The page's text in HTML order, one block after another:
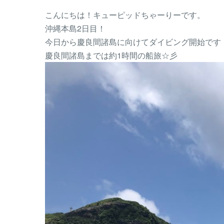
こんにちは！キューピッドちゃーりーです。
沖縄本島2日目！
今日から慶良間諸島に向けてダイビング開始です
慶良間諸島までは約1時間の船旅☆彡